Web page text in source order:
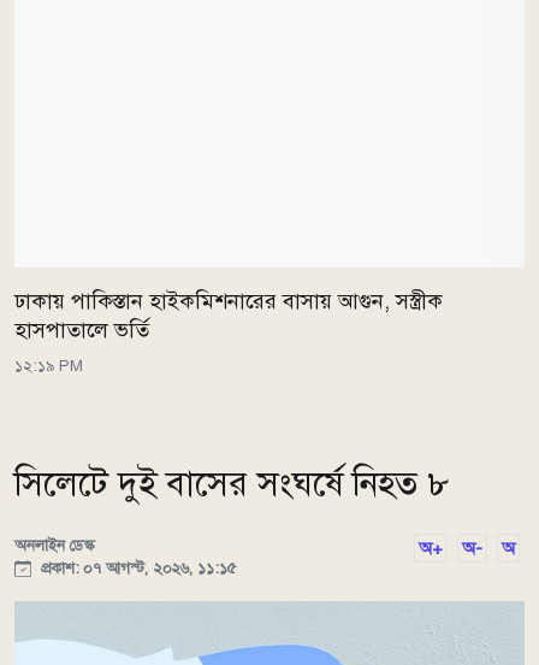
ঢাকায় পাকিস্তান হাইকমিশনারের বাসায় আগুন, সস্ত্রীক
হাসপাতালে ভর্তি
১২:১৯ PM
সিলেটে দুই বাসের সংঘর্ষে নিহত ৮
অনলাইন ডেস্ক
প্রকাশ: ০৭ আগস্ট, ২০২৬, ১১:১৫
অ+ অ- অ